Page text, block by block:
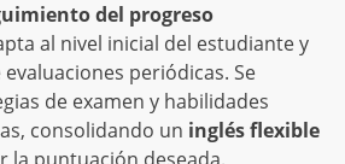
del progreso
al nivel inicial del estudiante y
periódicas. Se
de examen y habilidades
consolidando un inglés flexible